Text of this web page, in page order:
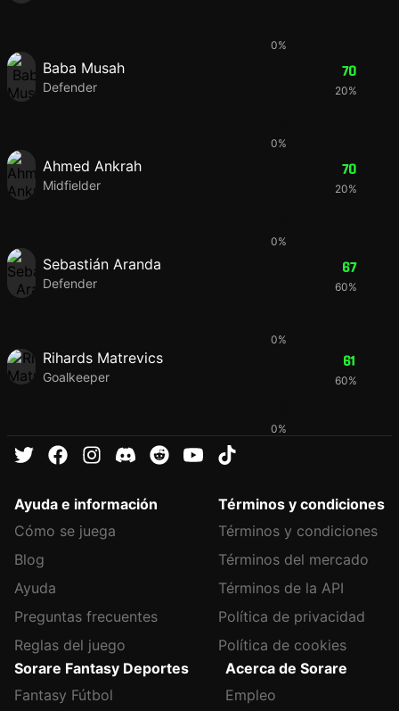
0%
Baba Musah
Defender
70
20%
0%
Ahmed Ankrah
Midfielder
70
20%
0%
Sebastián Aranda
Defender
67
60%
0%
Rihards Matrevics
Goalkeeper
61
60%
0%
Ayuda e información
Cómo se juega
Blog
Ayuda
Preguntas frecuentes
Reglas del juego
Términos y condiciones
Términos y condiciones
Términos del mercado
Términos de la API
Política de privacidad
Política de cookies
Sorare Fantasy Deportes
Fantasy Fútbol
Acerca de Sorare
Empleo